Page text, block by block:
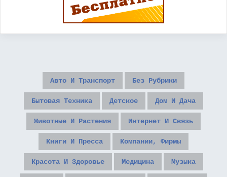
Авто И Транспорт Без Рубрики
Бытовая Техника Детское Дом И Дача
Животные И Растения Интернет И Связь
Книги И Пресса Компании, Фирмы
Красота И Здоровье Медицина Музыка